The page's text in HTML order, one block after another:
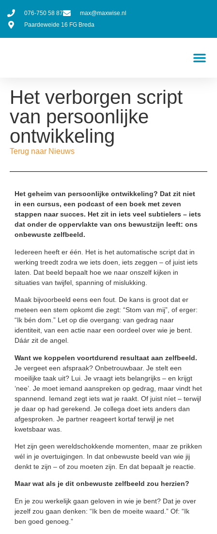
076-750 58 87
max@maxwise.nl
Paardeweide 16 FG Breda
Het verborgen script
van persoonlijke
ontwikkeling
Terug naar Nieuws
Het geheim van persoonlijke ontwikkeling? Dat zit niet
in een cursus, een podcast of een boek met zeven
stappen naar succes. Het zit in iets veel subtielers – iets
dat onder de oppervlakte van ons bewustzijn leeft: ons
onbewuste zelfbeeld.
Iedereen heeft er één. Het is het automatische script dat in
werking treedt zodra we iets doen, iets zeggen – of juist iets
laten. Dat beeld bepaalt hoe we naar onszelf kijken in
situaties van twijfel, spanning of mislukking.
Maak bijvoorbeeld eens een fout. De kans is groot dat er
meteen een stem opkomt die zegt: “Stom van mij”, of erger:
“Ik bén dom.” Let op die overgang: van gedrag naar
identiteit, van een actie naar een oordeel over wie je bent.
Dáár zit de angel.
Want we koppelen voortdurend resultaat aan zelfbeeld.
Je vergeet een afspraak? Onbetrouwbaar. Je stelt een
moeilijke taak uit? Lui. Je vraagt iets belangrijks – en krijgt
‘nee’. Je moet iemand aanspreken op gedrag, maar vindt het
spannend. Iemand zegt iets wat je raakt. Of juist níet – terwijl
je daar op had gerekend. Je collega doet iets anders dan
afgesproken. Je partner reageert kortaf terwijl je net
kwetsbaar was.
Het zijn geen wereldschokkende momenten, maar ze prikken
wél in je overtuigingen. In dat onbewuste beeld van wie jij
denkt te zijn – of zou moeten zijn. En dat bepaalt je reactie.
Maar wat als je dit onbewuste zelfbeeld zou herzien?
En je zou werkelijk gaan geloven in wie je bent? Dat je over
jezelf zou gaan denken: “Ik ben de moeite waard.” Of: “Ik
ben goed genoeg.”